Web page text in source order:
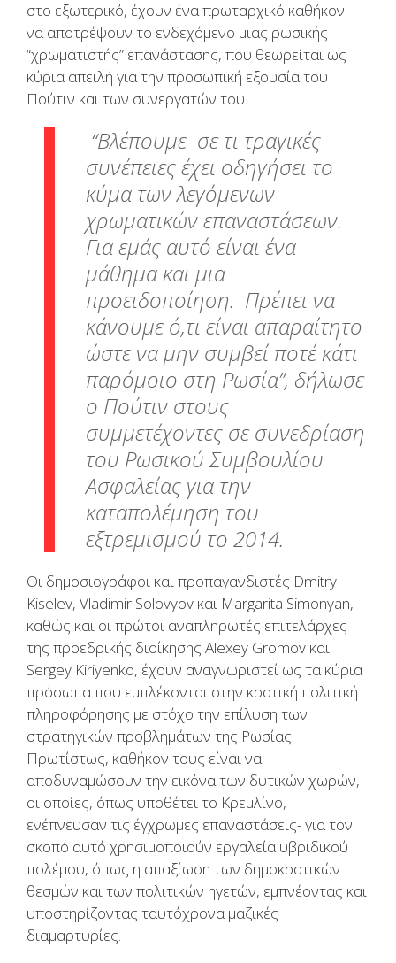
στο εξωτερικό, έχουν ένα πρωταρχικό καθήκον –
να αποτρέψουν το ενδεχόμενο μιας ρωσικής
“χρωματιστής” επανάστασης, που θεωρείται ως
κύρια απειλή για την προσωπική εξουσία του
Πούτιν και των συνεργατών του.
“Βλέπουμε σε τι τραγικές
συνέπειες έχει οδηγήσει το
κύμα των λεγόμενων
χρωματικών επαναστάσεων.
Για εμάς αυτό είναι ένα
μάθημα και μια
προειδοποίηση. Πρέπει να
κάνουμε ό,τι είναι απαραίτητο
ώστε να μην συμβεί ποτέ κάτι
παρόμοιο στη Ρωσία”, δήλωσε
ο Πούτιν στους
συμμετέχοντες σε συνεδρίαση
του Ρωσικού Συμβουλίου
Ασφαλείας για την
καταπολέμηση του
εξτρεμισμού το 2014.
Οι δημοσιογράφοι και προπαγανδιστές Dmitry
Kiselev, Vladimir Solovyov και Margarita Simonyan,
καθώς και οι πρώτοι αναπληρωτές επιτελάρχες
της προεδρικής διοίκησης Alexey Gromov και
Sergey Kiriyenko, έχουν αναγνωριστεί ως τα κύρια
πρόσωπα που εμπλέκονται στην κρατική πολιτική
πληροφόρησης με στόχο την επίλυση των
στρατηγικών προβλημάτων της Ρωσίας.
Πρωτίστως, καθήκον τους είναι να
αποδυναμώσουν την εικόνα των δυτικών χωρών,
οι οποίες, όπως υποθέτει το Κρεμλίνο,
ενέπνευσαν τις έγχρωμες επαναστάσεις- για τον
σκοπό αυτό χρησιμοποιούν εργαλεία υβριδικού
πολέμου, όπως η απαξίωση των δημοκρατικών
θεσμών και των πολιτικών ηγετών, εμπνέοντας και
υποστηρίζοντας ταυτόχρονα μαζικές
διαμαρτυρίες.